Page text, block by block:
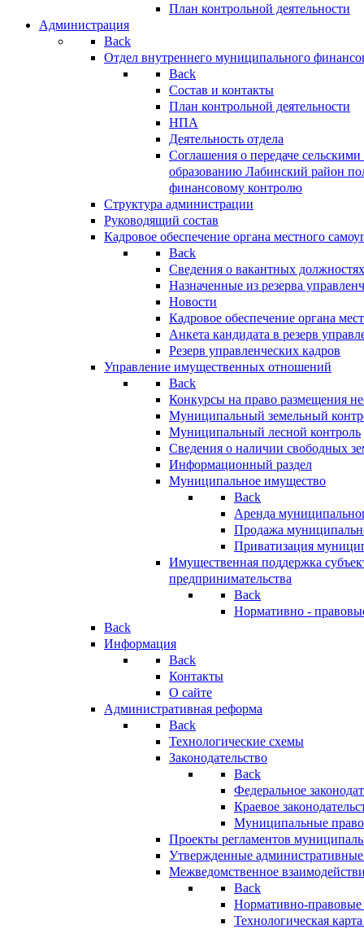
План контрольной деятельности
Администрация
Back
Отдел внутреннего муниципального
Back
Состав и контакты
План контрольной деятельности
НПА
Деятельность отдела
Соглашения о передаче
образованию Лабинский район
финансовому контролю
Структура администрации
Руководящий состав
Кадровое обеспечение органа местного
Back
Сведения о вакантных
Назначенные из резерва
Новости
Кадровое обеспечение органа
Анкета кандидата в резерв
Резерв управленческих кадров
Управление имущественных отношений
Back
Конкурсы на право размещения
Муниципальный земельный
Муниципальный лесной контроль
Сведения о наличии свободных
Информационный раздел
Муниципальное имущество
Back
Аренда
Продажа
Приватизация
Имущественная поддержка
предпринимательства
Back
Нормативно -
Back
Информация
Back
Контакты
О сайте
Административная реформа
Back
Технологические схемы
Законодательство
Back
Федеральное
Краевое
Муниципальные
Проекты регламентов
Утвержденные
Межведомственное
Back
Нормативно-правовые
Технологическая